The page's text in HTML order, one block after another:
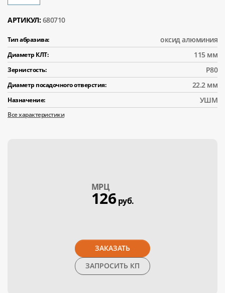
АРТИКУЛ: 680710
Тип абразива: оксид алюминия
Диаметр КЛТ: 115 мм
Зернистость: Р80
Диаметр посадочного отверстия: 22.2 мм
Назначение: УШМ
Все характеристики
МPЦ
126руб.
ЗАКАЗАТЬ
ЗАПРОСИТЬ КП